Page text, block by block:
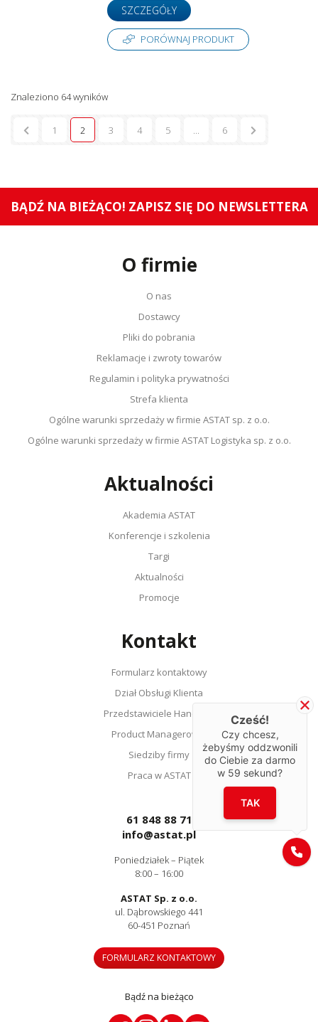
SZCZEGÓŁY
PORÓWNAJ PRODUKT
Znaleziono 64 wyników
1 2 3 4 5 6
BĄDŹ NA BIEŻĄCO! ZAPISZ SIĘ DO NEWSLETTERA
O firmie
O nas
Dostawcy
Pliki do pobrania
Reklamacje i zwroty towarów
Regulamin i polityka prywatności
Strefa klienta
Ogólne warunki sprzedaży w firmie ASTAT sp. z o.o.
Ogólne warunki sprzedaży w firmie ASTAT Logistyka sp. z o.o.
Aktualności
Akademia ASTAT
Konferencje i szkolenia
Targi
Aktualności
Promocje
Kontakt
Formularz kontaktowy
Dział Obsługi Klienta
Przedstawiciele Handlowi
Product Managerowie
Siedziby firmy
Praca w ASTAT
61 848 88 71
info@astat.pl
Poniedziałek – Piątek
8:00 – 16:00
ASTAT Sp. z o.o.
ul. Dąbrowskiego 441
60-451 Poznań
FORMULARZ KONTAKTOWY
Bądź na bieżąco
Cześć!
Czy chcesz,
żebyśmy oddzwonili
do Ciebie za darmo
w 59 sekund?
TAK